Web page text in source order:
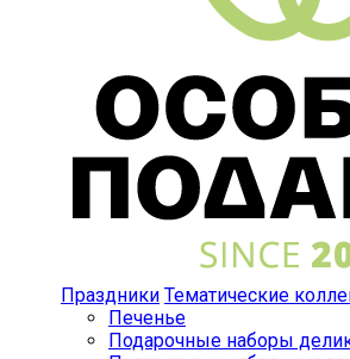
Праздники Тематические
Печенье
Подарочные наборы